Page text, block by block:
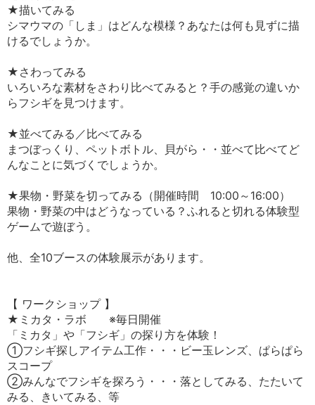
★描いてみる
シマウマの「しま」はどんな模様？あなたは何も見ずに描
けるでしょうか。
★さわってみる
いろいろな素材をさわり比べてみると？手の感覚の違いか
らフシギを見つけます。
★並べてみる／比べてみる
まつぼっくり、ペットボトル、貝がら・・並べて比べてど
んなことに気づくでしょうか。
★果物・野菜を切ってみる（開催時間 10:00～16:00）
果物・野菜の中はどうなっている？ふれると切れる体験型
ゲームで遊ぼう。
他、全10ブースの体験展示があります。
【 ワークショップ 】
★ミカタ・ラボ ※毎日開催
「ミカタ」や「フシギ」の探り方を体験！
①フシギ探しアイテム工作・・・ビー玉レンズ、ぱらぱら
スコープ
②みんなでフシギを探ろう・・・落としてみる、たたいて
みる、きいてみる、等